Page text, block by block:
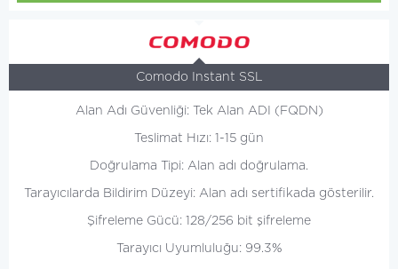
Comodo Instant SSL
Alan Adı Güvenliği: Tek Alan ADI (FQDN)
Teslimat Hızı: 1-15 gün
Doğrulama Tipi: Alan adı doğrulama.
Tarayıcılarda Bildirim Düzeyi: Alan adı sertifikada gösterilir.
Şifreleme Gücü: 128/256 bit şifreleme
Tarayıcı Uyumluluğu: 99.3%